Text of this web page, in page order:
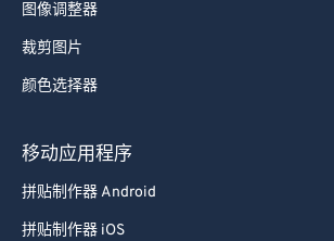
图像调整器
裁剪图片
颜色选择器
移动应用程序
拼贴制作器 Android
拼贴制作器 iOS